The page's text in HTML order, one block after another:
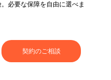
必要な保障を自由に選べま
契約のご相談